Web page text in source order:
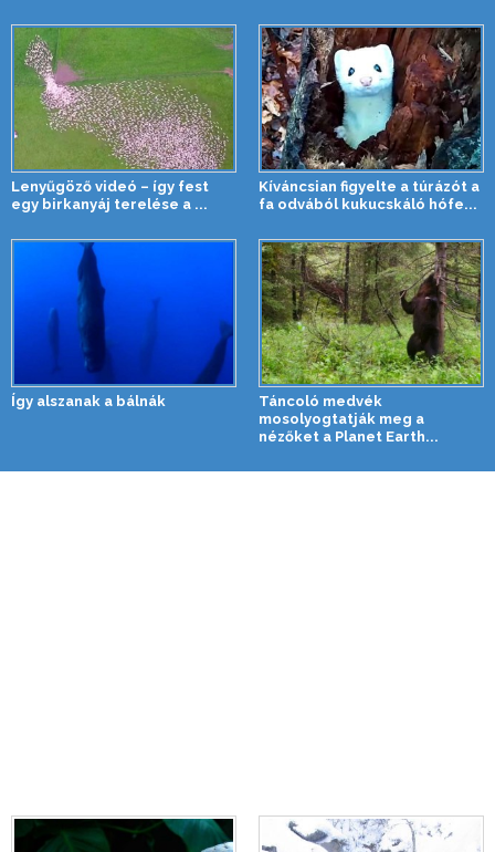
Lenyűgöző videó – így fest
egy birkanyáj terelése a ...
Kíváncsian figyelte a túrázót a
fa odvából kukucskáló hófe...
Így alszanak a bálnák
Táncoló medvék
mosolyogtatják meg a
nézőket a Planet Earth...